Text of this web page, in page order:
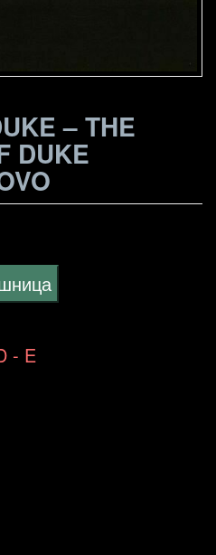
– THE
DUKE
- E